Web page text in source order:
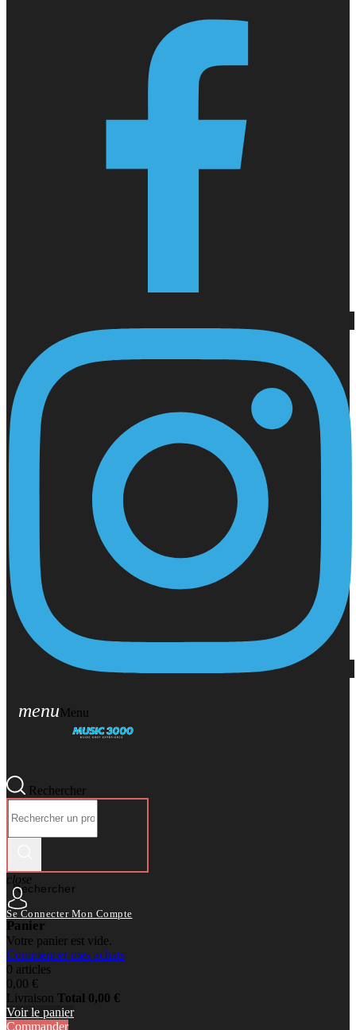
menuMenu
Rechercher
Rechercher
close
Se Connecter Mon Compte
Panier
Votre panier est vide.
Commencer mes achats
0 articles
0,00 €
Livraison Total 0,00 €
Voir le panier
Commander